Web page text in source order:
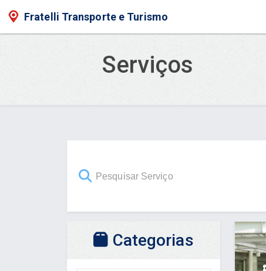
Fratelli Transporte e Turismo
Serviços
Categorias